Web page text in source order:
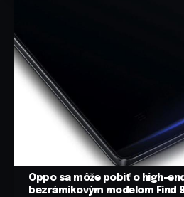
Oppo sa môže pobiť o high-
bezrámikovým modelom Find